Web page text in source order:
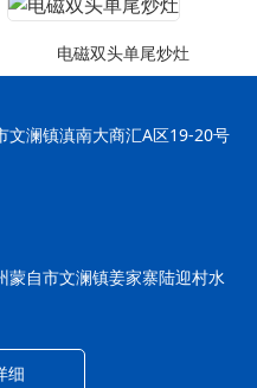
电磁双头单尾炒灶
文澜镇滇南大商汇A区19-20号
蒙自市文澜镇姜家寨陆迎村水
细